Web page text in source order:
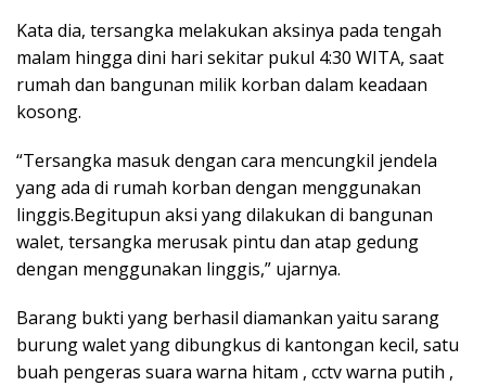
Kata dia, tersangka melakukan aksinya pada tengah
malam hingga dini hari sekitar pukul 4:30 WITA, saat
rumah dan bangunan milik korban dalam keadaan
kosong.
“Tersangka masuk dengan cara mencungkil jendela
yang ada di rumah korban dengan menggunakan
linggis.Begitupun aksi yang dilakukan di bangunan
walet, tersangka merusak pintu dan atap gedung
dengan menggunakan linggis,” ujarnya.
Barang bukti yang berhasil diamankan yaitu sarang
burung walet yang dibungkus di kantongan kecil, satu
buah pengeras suara warna hitam , cctv warna putih ,